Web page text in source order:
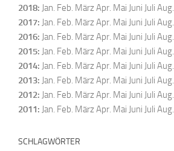
2018: Jan. Feb. MärzApr. Mai Juni Juli Aug.
2017: Jan. Feb. MärzApr. Mai Juni Juli Aug.
2016: Jan. Feb. MärzApr. Mai Juni Juli Aug.
2015: Jan. Feb. MärzApr. Mai Juni Juli Aug.
2014: Jan. Feb. MärzApr. Mai Juni Juli Aug.
2013: Jan. Feb. MärzApr. Mai Juni Juli Aug.
2012: Jan. Feb. MärzApr. Mai Juni Juli Aug.
2011: Jan. Feb. MärzApr. Mai Juni Juli Aug.
SCHLAGWÖRTER